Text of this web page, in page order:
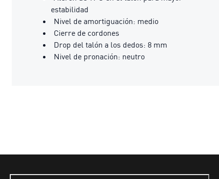
estabilidad
Nivel de amortiguación: medio
Cierre de cordones
Drop del talón a los dedos: 8 mm
Nivel de pronación: neutro